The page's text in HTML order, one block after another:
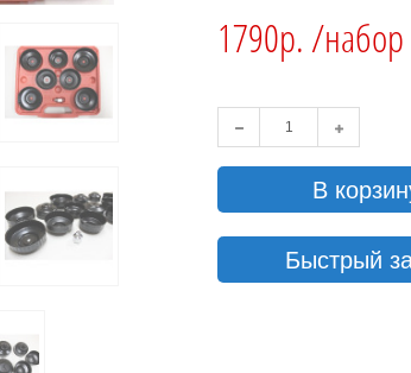
1790р. /набор
В
Быстрый